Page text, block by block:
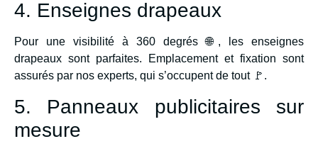
4. Enseignes drapeaux
Pour une visibilité à 360 degrés 🌐, les enseignes
drapeaux sont parfaites. Emplacement et fixation sont
assurés par nos experts, qui s’occupent de tout 🚩.
5. Panneaux publicitaires sur
mesure